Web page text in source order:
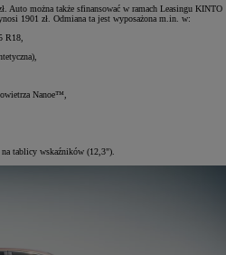
Auto można także sfinansować w ramach Leasingu KINTO
1901 zł. Odmiana ta jest wyposażona m.in. w:
R18,
Nanoe™,
tablicy wskaźników (12,3").